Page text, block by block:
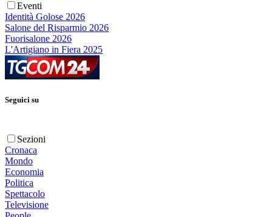
Eventi
Identità Golose 2026
Salone del Risparmio 2026
Fuorisalone 2026
L'Artigiano in Fiera 2025
Seguici su
Sezioni
Cronaca
Mondo
Economia
Politica
Spettacolo
Televisione